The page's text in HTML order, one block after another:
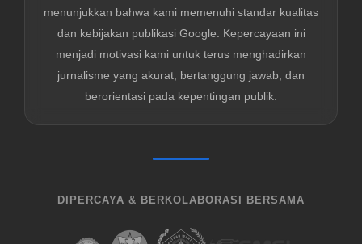
menunjukkan bahwa kami memenuhi standar kualitas
dan kebijakan publikasi Google. Kepercayaan ini
menjadi motivasi kami untuk terus menghadirkan
jurnalisme yang akurat, bertanggung jawab, dan
berorientasi pada kepentingan publik.
DIPERCAYA & BERKOLABORASI BERSAMA